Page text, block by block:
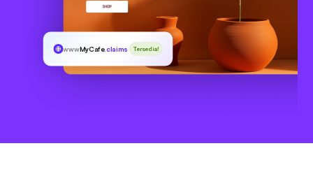
wwwMyCafe.claims Tersedia!